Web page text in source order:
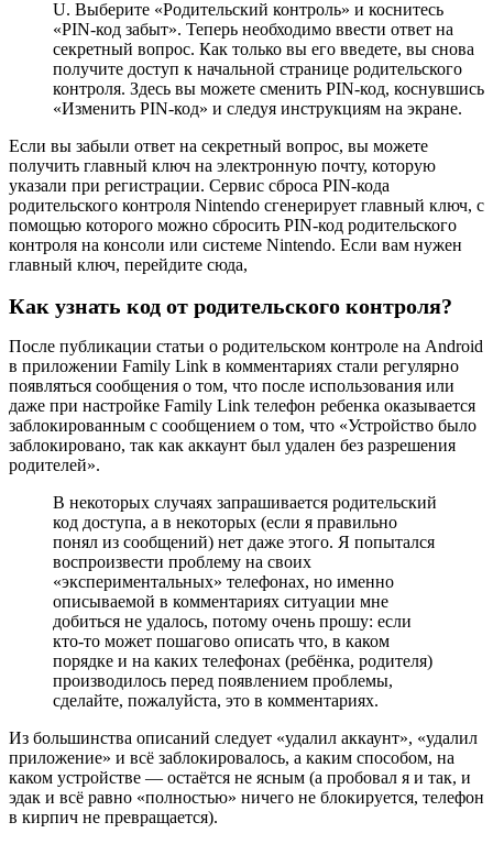
U. Выберите «Родительский контроль» и коснитесь
«PIN-код забыт». Теперь необходимо ввести ответ на
секретный вопрос. Как только вы его введете, вы снова
получите доступ к начальной странице родительского
контроля. Здесь вы можете сменить PIN-код, коснувшись
«Изменить PIN-код» и следуя инструкциям на экране.
Если вы забыли ответ на секретный вопрос, вы можете
получить главный ключ на электронную почту, которую
указали при регистрации. Сервис сброса PIN-кода
родительского контроля Nintendo сгенерирует главный ключ, с
помощью которого можно сбросить PIN-код родительского
контроля на консоли или системе Nintendo. Если вам нужен
главный ключ, перейдите сюда,
Как узнать код от родительского контроля?
После публикации статьи о родительском контроле на Android
в приложении Family Link в комментариях стали регулярно
появляться сообщения о том, что после использования или
даже при настройке Family Link телефон ребенка оказывается
заблокированным с сообщением о том, что «Устройство было
заблокировано, так как аккаунт был удален без разрешения
родителей».
В некоторых случаях запрашивается родительский
код доступа, а в некоторых (если я правильно
понял из сообщений) нет даже этого. Я попытался
воспроизвести проблему на своих
«экспериментальных» телефонах, но именно
описываемой в комментариях ситуации мне
добиться не удалось, потому очень прошу: если
кто-то может пошагово описать что, в каком
порядке и на каких телефонах (ребёнка, родителя)
производилось перед появлением проблемы,
сделайте, пожалуйста, это в комментариях.
Из большинства описаний следует «удалил аккаунт», «удалил
приложение» и всё заблокировалось, а каким способом, на
каком устройстве — остаётся не ясным (а пробовал я и так, и
эдак и всё равно «полностью» ничего не блокируется, телефон
в кирпич не превращается).